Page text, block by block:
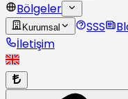
Bölgeler
Kurumsal SSS
İletişim